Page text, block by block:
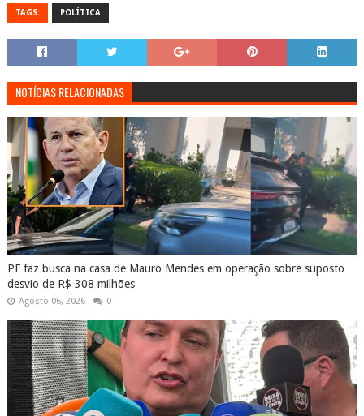
TAGS: POLÍTICA
NOTÍCIAS RELACIONADAS
PF faz busca na casa de Mauro Mendes em operação sobre suposto
desvio de R$ 308 milhões
Agosto 06, 2026 0